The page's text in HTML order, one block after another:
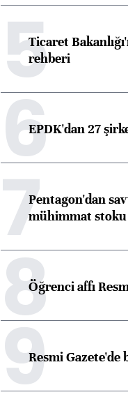
5
Ticaret
rehberi
6EPDK'dan 27
7Pentagon'dan
mühimmat stoku
8Öğrenci affı
9
Resmi